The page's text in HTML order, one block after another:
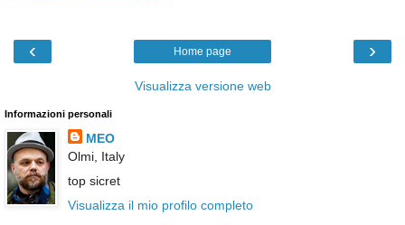
‹ ›
Home page
Visualizza versione web
Informazioni personali
MEO
Olmi, Italy
top sicret
Visualizza il mio profilo completo